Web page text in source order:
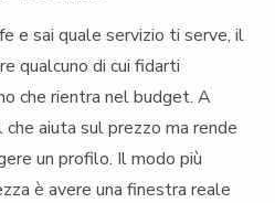
e sai quale servizio ti serve, il
qualcuno di cui fidarti
che rientra nel budget. A
aiuta sul prezzo ma rende
un profilo. Il modo più
è avere una finestra reale